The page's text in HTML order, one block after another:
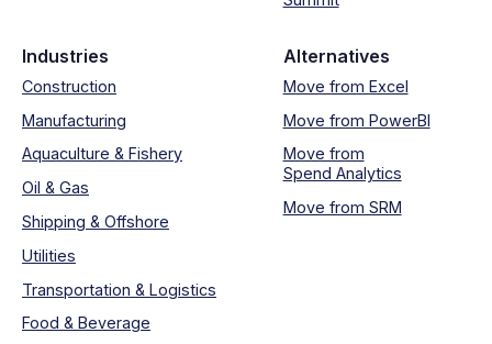
Industries
Construction
Manufacturing
Aquaculture & Fishery
Oil & Gas
Shipping & Offshore
Utilities
Transportation & Logistics
Food & Beverage
Alternatives
Move from Excel
Move from PowerBI
Move from
Spend Analytics
Move from SRM